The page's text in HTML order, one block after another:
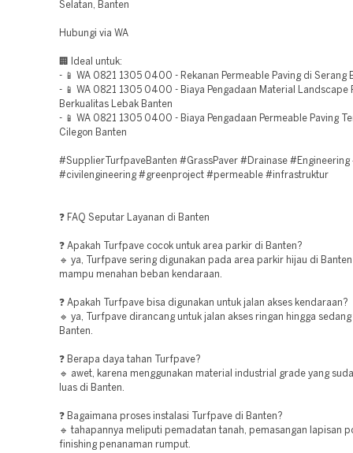
Selatan, Banten
Hubungi via WA
🏢 Ideal untuk:
- 📱 WA 0821 1305 0400 - Rekanan Permeable Paving di Serang
- 📱 WA 0821 1305 0400 - Biaya Pengadaan Material Landscape
Berkualitas Lebak Banten
- 📱 WA 0821 1305 0400 - Biaya Pengadaan Permeable Paving
Cilegon Banten
#SupplierTurfpaveBanten #GrassPaver #Drainase
#civilengineering #greenproject #permeable #infrastruktur
❓ FAQ Seputar Layanan di Banten
❓ Apakah Turfpave cocok untuk area parkir di Banten?
🔹 ya, Turfpave sering digunakan pada area parkir hijau di
mampu menahan beban kendaraan.
❓ Apakah Turfpave bisa digunakan untuk jalan akses kendaraan?
🔹 ya, Turfpave dirancang untuk jalan akses ringan hingga
Banten.
❓ Berapa daya tahan Turfpave?
🔹 awet, karena menggunakan material industrial grade yang
luas di Banten.
❓ Bagaimana proses instalasi Turfpave di Banten?
🔹 tahapannya meliputi pemadatan tanah, pemasangan lapisan
finishing penanaman rumput.